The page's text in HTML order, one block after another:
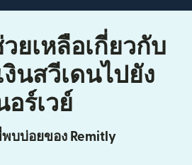
ยเหลือเกี่ยวกับ
งินสวีเดนไปยัง
อร์เวย์
บบ่อยของ Remitly